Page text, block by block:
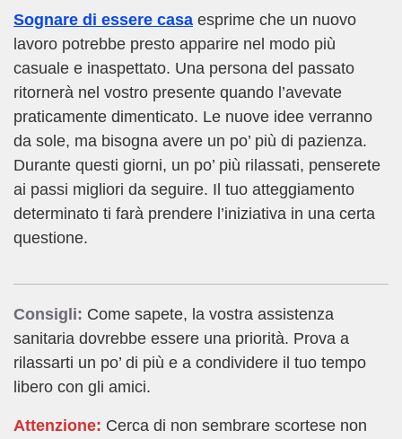
Sognare di essere casa esprime che un nuovo
lavoro potrebbe presto apparire nel modo più
casuale e inaspettato. Una persona del passato
ritornerà nel vostro presente quando l’avevate
praticamente dimenticato. Le nuove idee verranno
da sole, ma bisogna avere un po’ più di pazienza.
Durante questi giorni, un po’ più rilassati, penserete
ai passi migliori da seguire. Il tuo atteggiamento
determinato ti farà prendere l’iniziativa in una certa
questione.
Consigli: Come sapete, la vostra assistenza
sanitaria dovrebbe essere una priorità. Prova a
rilassarti un po’ di più e a condividere il tuo tempo
libero con gli amici.
Attenzione: Cerca di non sembrare scortese non